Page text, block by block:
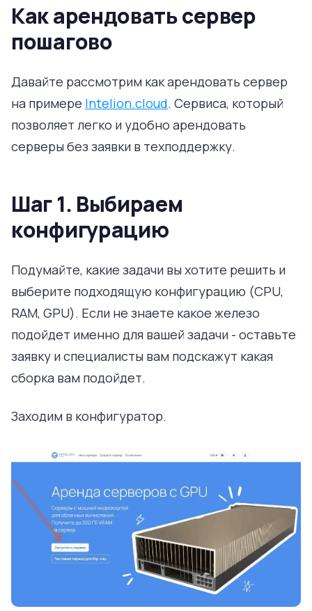
Как арендовать сервер
пошагово
Давайте рассмотрим как арендовать сервер
на примере Intelion.cloud. Сервиса, который
позволяет легко и удобно арендовать
серверы без заявки в техподдержку.
Шаг 1. Выбираем
конфигурацию
Подумайте, какие задачи вы хотите решить и
выберите подходящую конфигурацию (CPU,
RAM, GPU). Если не знаете какое железо
подойдет именно для вашей задачи - оставьте
заявку и специалисты вам подскажут какая
сборка вам подойдет.
Заходим в конфигуратор.